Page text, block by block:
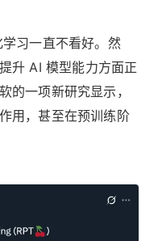
习一直不看好。然
升 AI 模型能力方面正
的一项新研究显示，
用，甚至在预训练阶